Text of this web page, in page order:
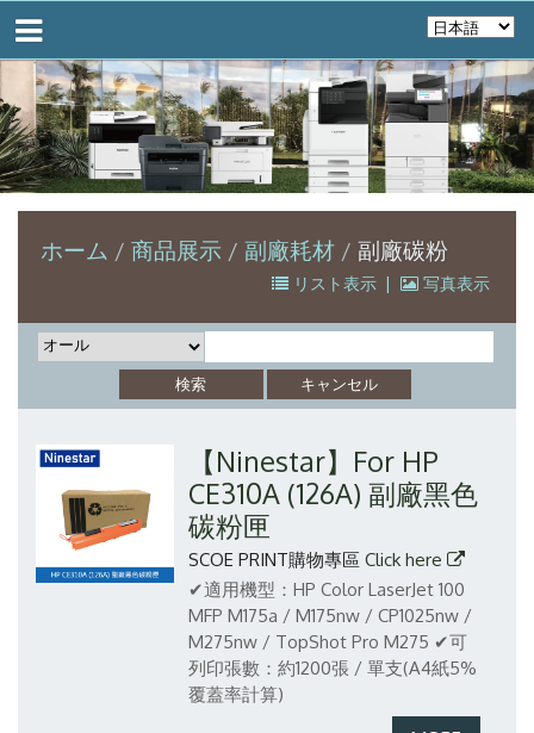
ホーム 商品展示 副廠耗材 副廠碳粉
リスト表示 | 写真表示
【Ninestar】For HP
CE310A (126A) 副廠黑色
碳粉匣
SCOE PRINT購物專區 Click here
✔適用機型：HP Color LaserJet 100
MFP M175a / M175nw / CP1025nw /
M275nw / TopShot Pro M275 ✔可
列印張數：約1200張 / 單支(A4紙5%
覆蓋率計算)